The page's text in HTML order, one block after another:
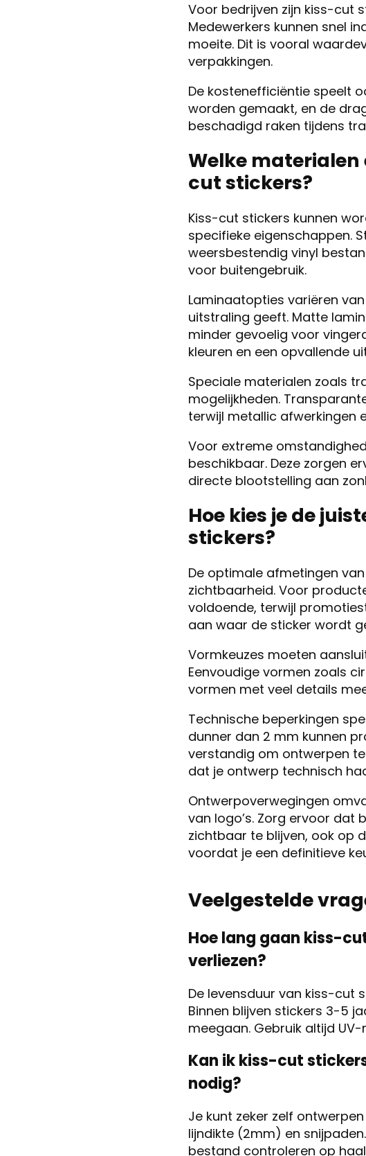
Voor bedrijven zijn kiss-cut
Medewerkers kunnen snel
moeite. Dit is vooral
verpakkingen.
De kostenefficiëntie speelt
worden gemaakt, en de
beschadigd raken tijdens
Welke
cut stickers?
Kiss-cut stickers kunnen
specifieke eigenschappen.
weersbestendig vinyl
voor buitengebruik.
Laminaatopties variëren
uitstraling geeft. Matte
minder gevoelig voor
kleuren en een opvallende
Speciale materialen zoals
mogelijkheden.
terwijl metallic afwerkingen
Voor extreme
beschikbaar. Deze zorgen
directe blootstelling aan
Hoe kies je de
stickers?
De optimale afmetingen
zichtbaarheid. Voor
voldoende, terwijl
aan waar de sticker wordt
Vormkeuzes moeten
Eenvoudige vormen zoals
vormen met veel details
Technische beperkingen
dunner dan 2 mm kunnen
verstandig om ontwerpen
dat je ontwerp technisch
Ontwerpoverwegingen
van logo’s. Zorg ervoor dat
zichtbaar te blijven, ook op
voordat je een definitieve
Veelgestelde
Hoe lang gaan kiss-
verliezen?
De levensduur van kiss-cut
Binnen blijven stickers 3-5
meegaan. Gebruik altijd
Kan ik kiss-cut
nodig?
Je kunt zeker zelf
lijndikte (2mm) en
bestand controleren op